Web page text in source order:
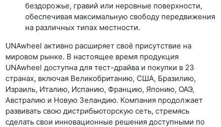
бездорожье, гравий или неровные поверхности,
обеспечивая максимальную свободу передвижения
на различных типах местности.
UNAwheel активно расширяет своё присутствие на
мировом рынке. В настоящее время продукция
UNAwheel доступна для тест-драйва и покупки в 23
странах, включая Великобританию, США, Бразилию,
Израиль, Италию, Испанию, Францию, Японию, ОАЭ,
Австралию и Новую Зеландию. Компания продолжает
развивать свою дистрибьюторскую сеть, стремясь
сделать свои инновационные решения доступными по